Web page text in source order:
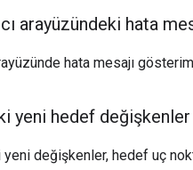
arayüzündeki hata
hata mesajı
yeni hedef değişkenler
yeni değişkenler, hedef uç